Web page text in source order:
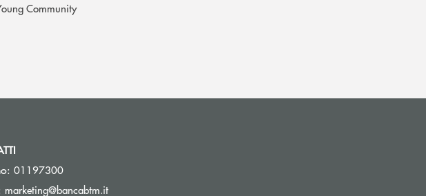
Community
01197300
marketing@bancabtm.it(si apre l’app di posta elettronica)